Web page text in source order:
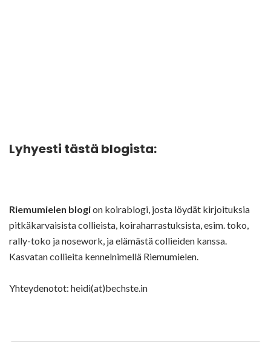
Lyhyesti tästä blogista:
Riemumielen blogion koirablogi, josta löydät kirjoituksia
pitkäkarvaisista collieista, koiraharrastuksista, esim. toko,
rally-toko ja nosework, ja elämästä collieiden kanssa.
Kasvatan collieita kennelnimellä Riemumielen.
Yhteydenotot: heidi(at)bechste.in